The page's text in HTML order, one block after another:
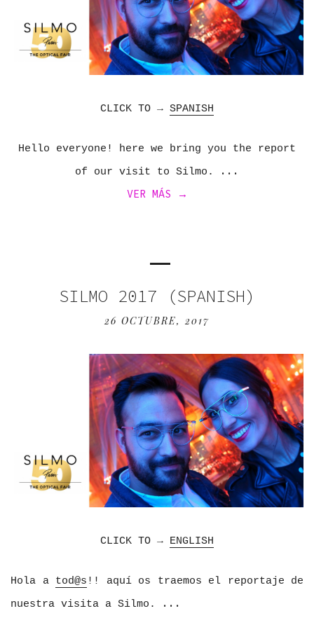
CLICK TO → SPANISH
Hello everyone! here we bring you the report
of our visit to Silmo.
VER MÁS →
SILMO 2017 (SPANISH)
26 OCTUBRE, 2017
CLICK TO → ENGLISH
Hola a tod@s !! aquí os traemos el reportaje de
nuestra visita a Silmo.